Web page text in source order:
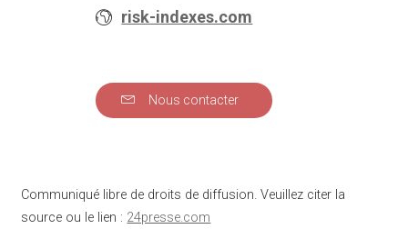
risk-indexes.com
Nous contacter
Communiqué libre de droits de diffusion. Veuillez citer la
source ou le lien : 24presse.com